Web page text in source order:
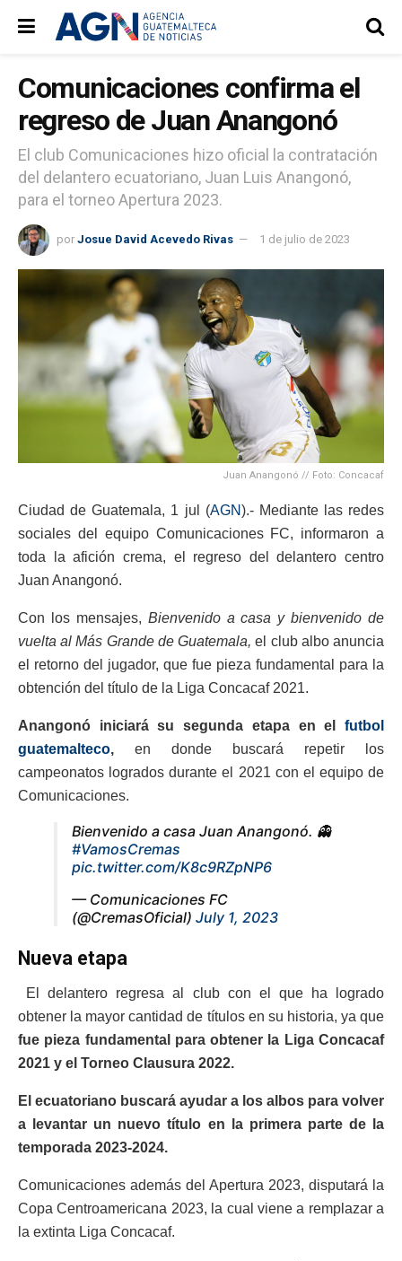
Comunicaciones confirma el
regreso de Juan Anangonó
El club Comunicaciones hizo oficial la contratación
del delantero ecuatoriano, Juan Luis Anangonó,
para el torneo Apertura 2023.
por Josue David Acevedo Rivas 1 de julio de 2023
Juan Anangonó // Foto: Concacaf
Ciudad de Guatemala, 1 jul (AGN).- Mediante las redes
sociales del equipo Comunicaciones FC, informaron a
toda la afición crema, el regreso del delantero centro
Juan Anangonó.
Con los mensajes, Bienvenido a casa y bienvenido de
vuelta al Más Grande de Guatemala, el club albo anuncia
el retorno del jugador, que fue pieza fundamental para la
obtención del título de la Liga Concacaf 2021.
Anangonó iniciará su segunda etapa en el
futbol
guatemalteco, en donde buscará repetir los
campeonatos logrados durante el 2021 con el equipo de
Comunicaciones.
Bienvenido a casa Juan Anangonó. 👻
#VamosCremas
pic.twitter.com/K8c9RZpNP6
— Comunicaciones FC
(@CremasOficial) July 1, 2023
Nueva etapa
El delantero regresa al club con el que ha logrado
obtener la mayor cantidad de títulos en su historia, ya que
fue pieza fundamental para obtener la Liga Concacaf
2021 y el Torneo Clausura 2022.
El ecuatoriano buscará ayudar a los albos para volver
a levantar un nuevo título en la primera parte de la
temporada 2023-2024.
Comunicaciones además del Apertura 2023, disputará la
Copa Centroamericana 2023, la cual viene a remplazar a
la extinta Liga Concacaf.